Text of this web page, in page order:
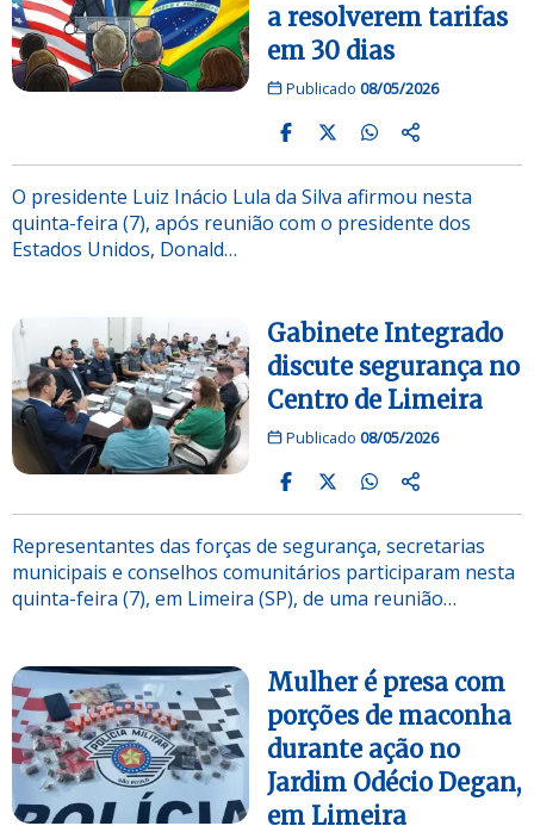
a resolverem tarifas
em 30 dias
Publicado 08/05/2026
O presidente Luiz Inácio Lula da Silva afirmou nesta
quinta-feira (7), após reunião com o presidente dos
Estados Unidos, Donald…
Gabinete Integrado
discute segurança no
Centro de Limeira
Publicado 08/05/2026
Representantes das forças de segurança, secretarias
municipais e conselhos comunitários participaram nesta
quinta-feira (7), em Limeira (SP), de uma reunião…
Mulher é presa com
porções de maconha
durante ação no
Jardim Odécio Degan,
em Limeira